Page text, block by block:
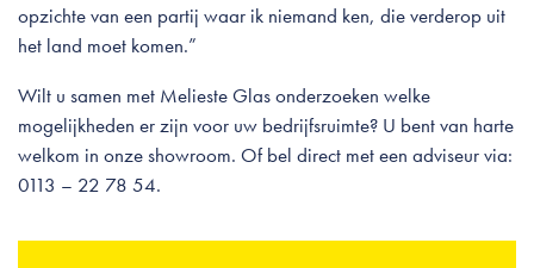
opzichte van een partij waar ik niemand ken, die verderop uit
het land moet komen.”
Wilt u samen met Melieste Glas onderzoeken welke
mogelijkheden er zijn voor uw bedrijfsruimte? U bent van harte
welkom in onze showroom. Of bel direct met een adviseur via:
0113 – 22 78 54.